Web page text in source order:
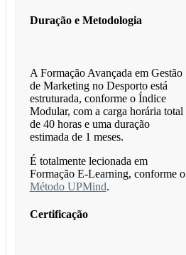
Duração e Metodologia
A Formação Avançada em Gestão
de Marketing no Desporto está
estruturada, conforme o Índice
Modular, com a carga horária total
de 40 horas e uma duração
estimada de 1 meses.
É totalmente lecionada em
Formação E-Learning, conforme o
Método UPMind.
Certificação